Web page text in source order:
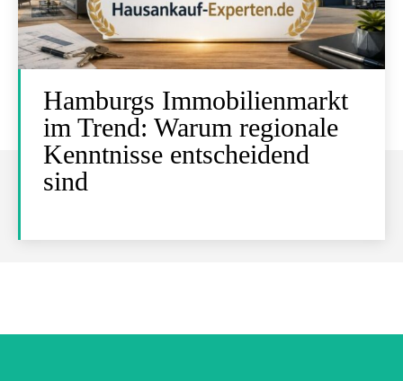
Hamburgs Immobilienmarkt
im Trend: Warum regionale
Kenntnisse entscheidend
sind